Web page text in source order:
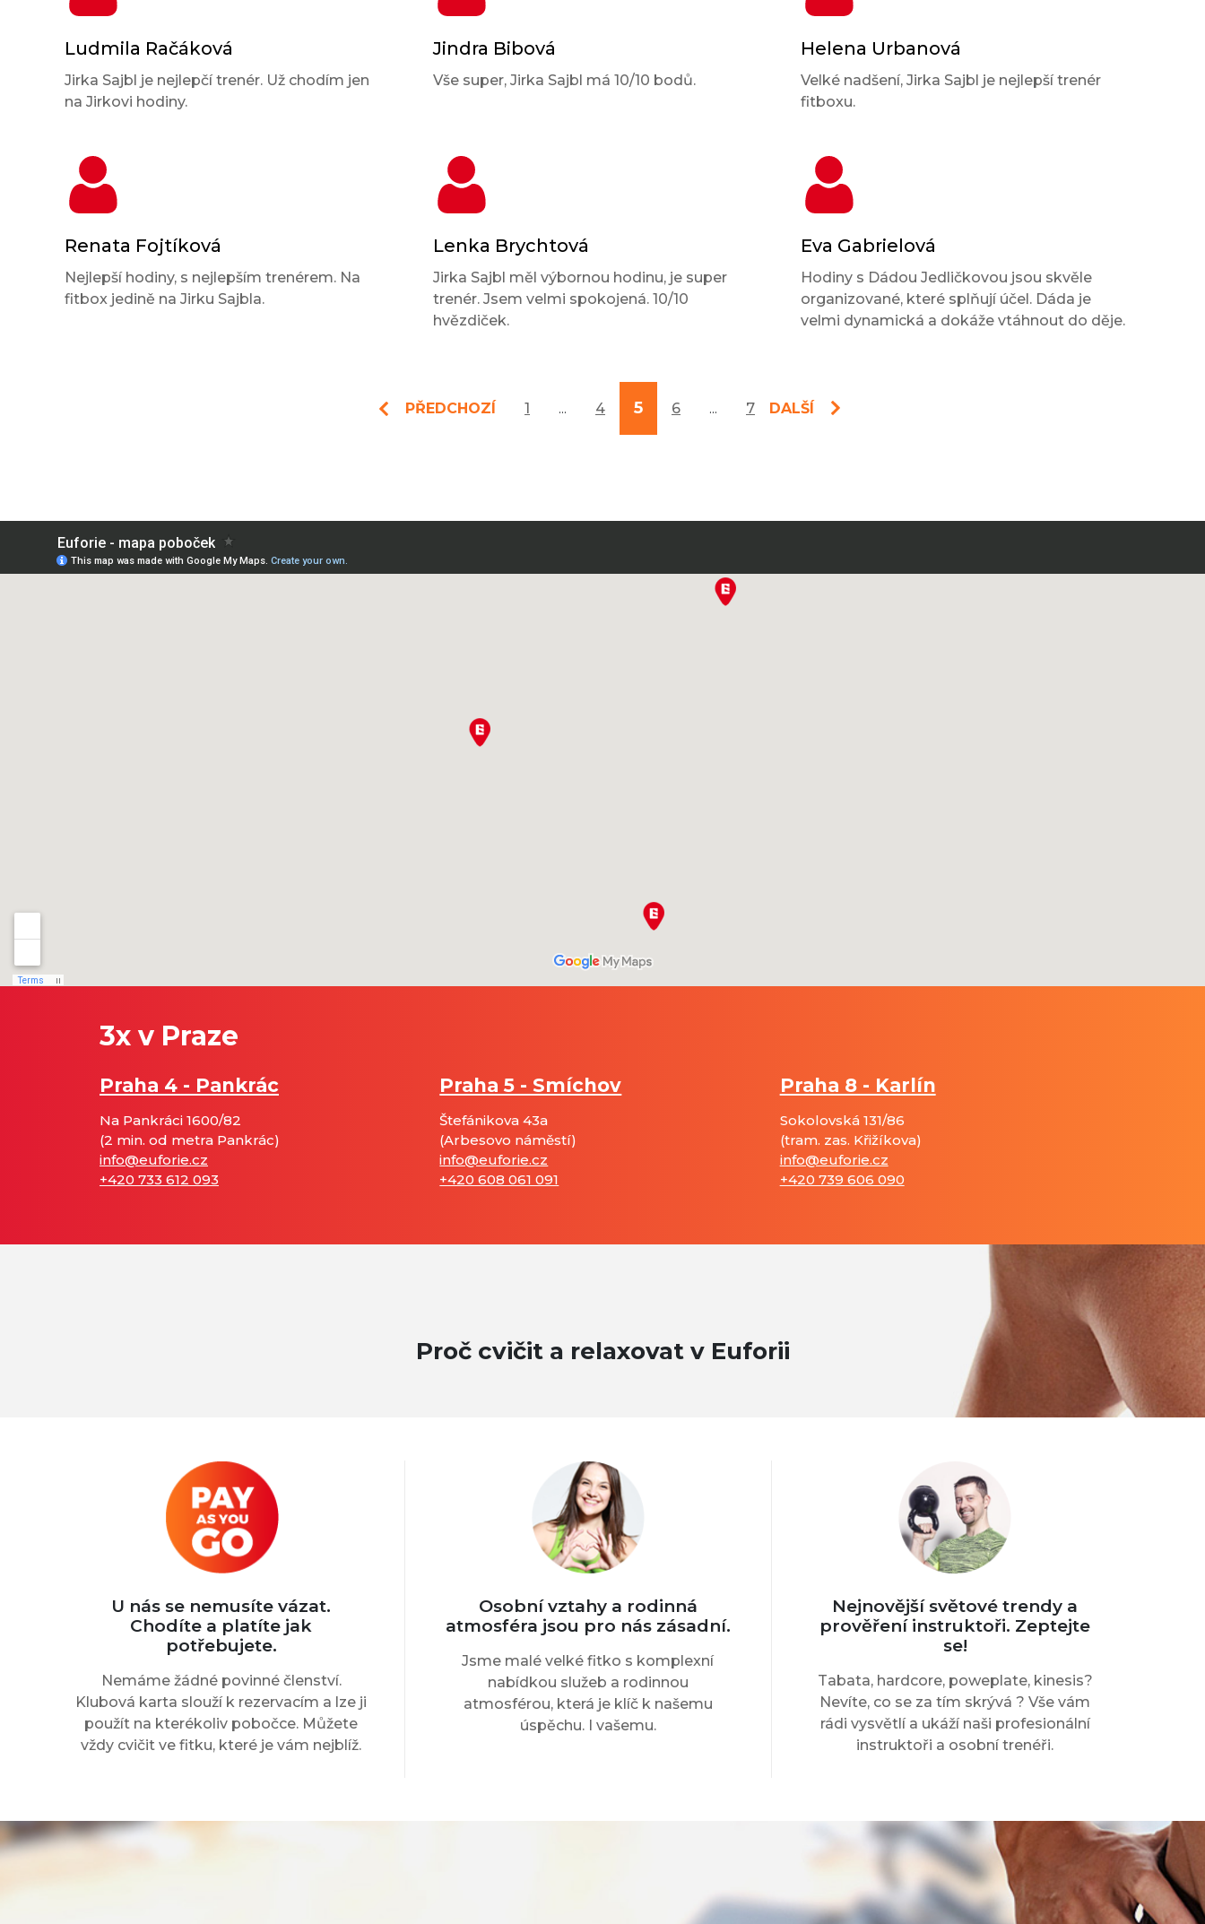
Ludmila Račáková
Jirka Sajbl je nejlepčí trenér. Už chodím jen
na Jirkovi hodiny.
Jindra Bibová
Vše super, Jirka Sajbl má 10/10 bodů.
Helena Urbanová
Velké nadšení, Jirka Sajbl je nejlepší trenér
fitboxu.
Renata Fojtíková
Nejlepší hodiny, s nejlepším trenérem. Na
fitbox jedině na Jirku Sajbla.
Lenka Brychtová
Jirka Sajbl měl výbornou hodinu, je super
trenér. Jsem velmi spokojená. 10/10
hvězdiček.
Eva Gabrielová
Hodiny s Dádou Jedličkovou jsou skvěle
organizované, které splňují účel. Dáda je
velmi dynamická a dokáže vtáhnout do děje.
PŘEDCHOZÍ 1 ... 4 5 6 ... 7 DALŠÍ
3x v Praze
Praha 4 - Pankrác
Na Pankráci 1600/82
(2 min. od metra Pankrác)
info@euforie.cz
+420 733 612 093
Praha 5 - Smíchov
Štefánikova 43a
(Arbesovo náměstí)
info@euforie.cz
+420 608 061 091
Praha 8 - Karlín
Sokolovská 131/86
(tram. zas. Křižíkova)
info@euforie.cz
+420 739 606 090
Proč cvičit a relaxovat v Euforii
U nás se nemusíte vázat.
Chodíte a platíte jak
potřebujete.
Nemáme žádné povinné členství.
Klubová karta slouží k rezervacím a lze ji
použít na kterékoliv pobočce. Můžete
vždy cvičit ve fitku, které je vám nejblíž.
Osobní vztahy a rodinná
atmosféra jsou pro nás zásadní.
Jsme malé velké fitko s komplexní
nabídkou služeb a rodinnou
atmosférou, která je klíč k našemu
úspěchu. I vašemu.
Nejnovější světové trendy a
prověření instruktoři. Zeptejte
se!
Tabata, hardcore, poweplate, kinesis?
Nevíte, co se za tím skrývá ? Vše vám
rádi vysvětlí a ukáží naši profesionální
instruktoři a osobní trenéři.